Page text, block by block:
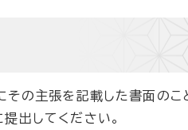
の主張を記載した書面のこ
出してください。